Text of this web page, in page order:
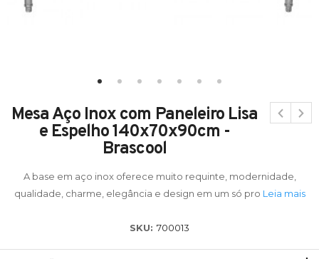
Mesa Aço Inox com Paneleiro Lisa
e Espelho 140x70x90cm -
Brascool
A base em aço inox oferece muito requinte, modernidade,
qualidade, charme, elegância e design em um só pro Leia mais
SKU: 700013